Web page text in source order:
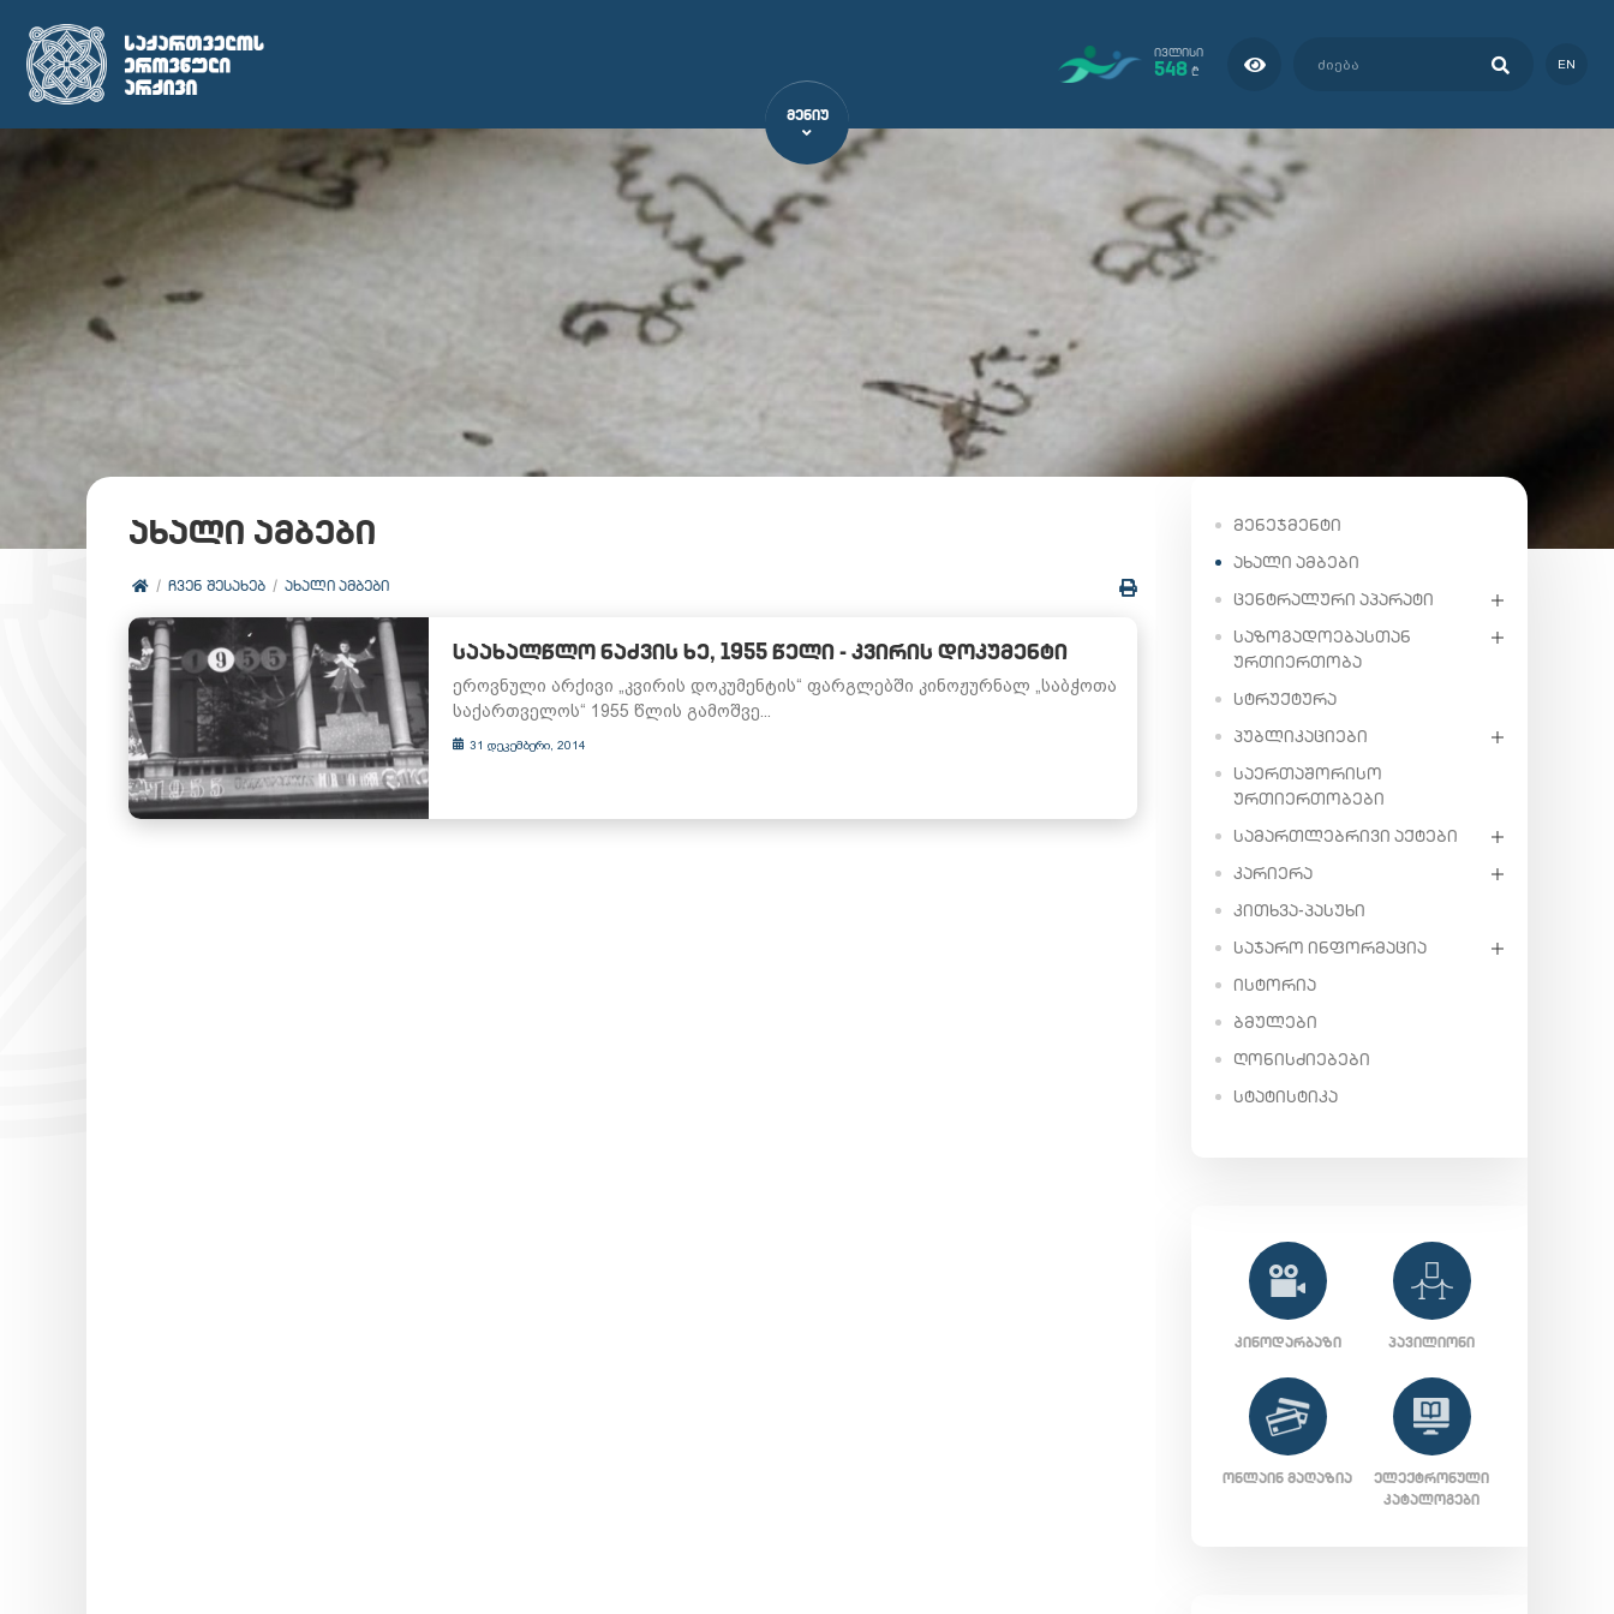
ᲘᲕᲚᲘᲡᲘ
548 ₾ EN
ᲛᲔᲜᲘᲣ
ახალი ამბები
ᲩᲕᲔᲜ ᲨᲔᲡᲐᲮᲔᲑ ᲐᲮᲐᲚᲘ ᲐᲛᲑᲔᲑᲘ
ᲡᲐᲐᲮᲐᲚᲬᲚᲝ ᲜᲐᲫᲕᲘᲡ ᲮᲔ, 1955 ᲬᲔᲚᲘ - ᲙᲕᲘᲠᲘᲡ ᲓᲝᲙᲣᲛᲔᲜᲢᲘ
ეროვნული არქივი „კვირის დოკუმენტის“ ფარგლებში კინოჟურნალ „საბჭოთა
საქართველოს“ 1955 წლის გამოშვე...
31 დეკემბერი, 2014
ᲛᲔᲜᲔᲯᲛᲔᲜᲢᲘ
ᲐᲮᲐᲚᲘ ᲐᲛᲑᲔᲑᲘ
ᲪᲔᲜᲢᲠᲐᲚᲣᲠᲘ ᲐᲞᲐᲠᲐᲢᲘ
ᲡᲐᲖᲝᲒᲐᲓᲝᲔᲑᲐᲡᲗᲐᲜ
ᲣᲠᲗᲘᲔᲠᲗᲝᲑᲐ
ᲡᲢᲠᲣᲥᲢᲣᲠᲐ
ᲞᲣᲑᲚᲘᲙᲐᲪᲘᲔᲑᲘ
ᲡᲐᲔᲠᲗᲐᲨᲝᲠᲘᲡᲝ
ᲣᲠᲗᲘᲔᲠᲗᲝᲑᲔᲑᲘ
ᲡᲐᲛᲐᲠᲗᲚᲔᲑᲠᲘᲕᲘ ᲐᲥᲢᲔᲑᲘ
ᲙᲐᲠᲘᲔᲠᲐ
ᲙᲘᲗᲮᲕᲐ-ᲞᲐᲡᲣᲮᲘ
ᲡᲐᲯᲐᲠᲝ ᲘᲜᲤᲝᲠᲛᲐᲪᲘᲐ
ᲘᲡᲢᲝᲠᲘᲐ
ᲑᲛᲣᲚᲔᲑᲘ
ᲦᲝᲜᲘᲡᲫᲘᲔᲑᲔᲑᲘ
ᲡᲢᲐᲢᲘᲡᲢᲘᲙᲐ
ᲙᲘᲜᲝᲓᲐᲠᲑᲐᲖᲘ ᲞᲐᲕᲘᲚᲘᲝᲜᲘ
ᲝᲜᲚᲐᲘᲜ ᲛᲐᲦᲐᲖᲘᲐ
ᲔᲚᲔᲥᲢᲠᲝᲜᲣᲚᲘ
ᲙᲐᲢᲐᲚᲝᲒᲔᲑᲘ